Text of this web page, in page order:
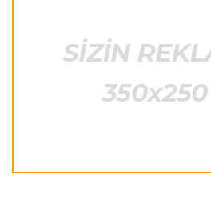
22:10 09.08.2026
“Real”ın futbolçusu
Offside 22:06 09.08.2026